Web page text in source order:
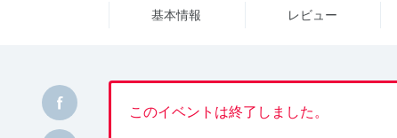
基本情報 レビュー
このイベントは終了しました。